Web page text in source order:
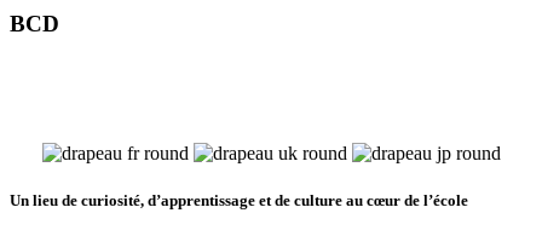
BCD
Un lieu de curiosité, d’apprentissage et de culture au cœur de l’école